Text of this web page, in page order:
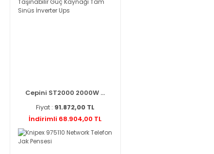
Cepini ST2000 2000W ...
Fiyat : 91.872,00 TL
İndirimli 68.904,00 TL